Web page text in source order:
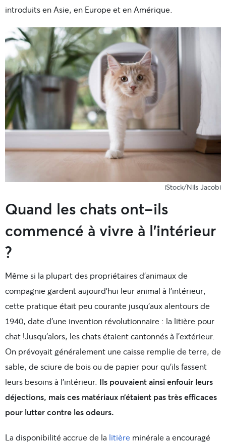
introduits en Asie, en Europe et en Amérique.
iStock/Nils Jacobi
Quand les chats ont-ils
commencé à vivre à l’intérieur
?
Même si la plupart des propriétaires d’animaux de
compagnie gardent aujourd’hui leur animal à l’intérieur,
cette pratique était peu courante jusqu’aux alentours de
1940, date d’une invention révolutionnaire : la litière pour
chat !Jusqu’alors, les chats étaient cantonnés à l’extérieur.
On prévoyait généralement une caisse remplie de terre, de
sable, de sciure de bois ou de papier pour qu’ils fassent
leurs besoins à l’intérieur. Ils pouvaient ainsi enfouir leurs
déjections, mais ces matériaux n’étaient pas très efficaces
pour lutter contre les odeurs.
La disponibilité accrue de la litière minérale a encouragé